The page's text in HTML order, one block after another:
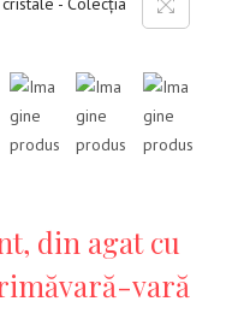
din agat cu
vară